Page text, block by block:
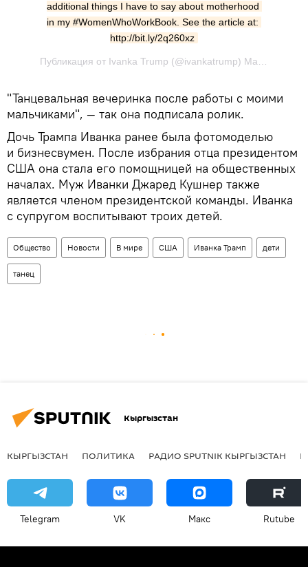
additional things I have to say about motherhood
in my #WomenWhoWorkBook. See the article at:
http://bit.ly/2q260xz
Публикация от Ivanka Trump (@ivankatrump) Май 4 2017 в 5:02 PDT
"Танцевальная вечеринка после работы с моими
мальчиками", — так она подписала ролик.
Дочь Трампа Иванка ранее была фотомоделью
и бизнесвумен. После избрания отца президентом
США она стала его помощницей на общественных
началах. Муж Иванки Джаред Кушнер также
является членом президентской команды. Иванка
с супругом воспитывают троих детей.
Общество Новости В мире США Иванка Трамп дети
танец
Кыргызстан
КЫРГЫЗСТАН ПОЛИТИКА РАДИО SPUTNIK КЫРГЫЗСТАН
Telegram VK Макс Rutube